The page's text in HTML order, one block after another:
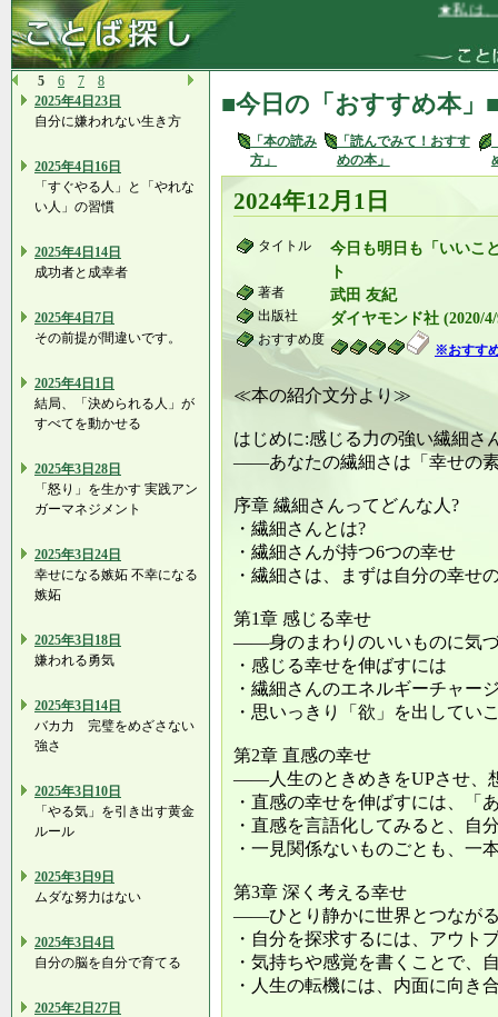
★私は、い
5 6 7
8
2025年4日23日
自分に嫌われない生き方
2025年4日16日
「すぐやる人」と「やれな
い人」の習慣
2025年4日14日
成功者と成幸者
2025年4日7日
その前提が間違いです。
2025年4日1日
結局、「決められる人」が
すべてを動かせる
2025年3日28日
「怒り」を生かす 実践アン
ガーマネジメント
2025年3日24日
幸せになる嫉妬 不幸になる
嫉妬
2025年3日18日
嫌われる勇気
2025年3日14日
バカ力 完璧をめざさない
強さ
2025年3日10日
「やる気」を引き出す黄金
ルール
2025年3日9日
ムダな努力はない
2025年3日4日
自分の脳を自分で育てる
2025年2日27日
■今日の「おすすめ本」
「本の読み
方」
「読んでみて！おすす
めの本」
2024年12月1日
タイトル
今日も明日も「いいこ
ト
著者 武田 友紀
出版社 ダイヤモンド社 (2020/
おすすめ度
※おすす
≪本の紹介文分より≫
はじめに:感じる力の強い繊細さ
――あなたの繊細さは「幸せの
序章 繊細さんってどんな人?
・繊細さんとは?
・繊細さんが持つ6つの幸せ
・繊細さは、まずは自分の幸せ
第1章 感じる幸せ
――身のまわりのいいものに気
・感じる幸せを伸ばすには
・繊細さんのエネルギーチャー
・思いっきり「欲」を出してい
第2章 直感の幸せ
――人生のときめきをUPさせ、
・直感の幸せを伸ばすには、「
・直感を言語化してみると、自
・一見関係ないものごとも、
第3章 深く考える幸せ
――ひとり静かに世界とつなが
・自分を探求するには、アウト
・気持ちや感覚を書くことで、
・人生の転機には、内面に向き